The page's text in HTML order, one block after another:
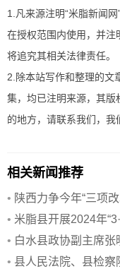
1.凡来源注明“米脂新闻
在授权范围内使用，并注
将追究其相关法律责任。
2.除本站写作和整理的文
集，均已注明来源，其版
的地方，请联系我们，我
相关新闻推荐
• 陕西力争今年“三项
• 米脂县开展2024年
• 白水县政协副主席
• 县人民法院、县检